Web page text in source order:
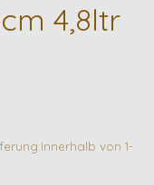
4,8ltr
von 1-